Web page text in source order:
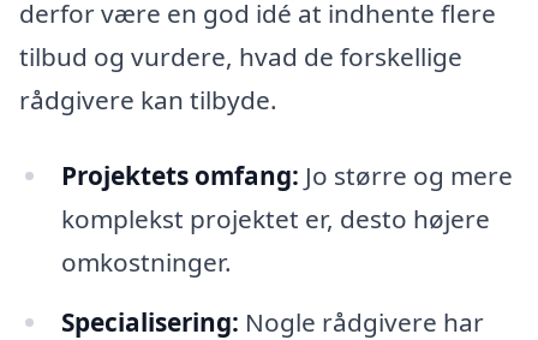
derfor være en god idé at indhente flere
tilbud og vurdere, hvad de forskellige
rådgivere kan tilbyde.
Projektets omfang: Jo større og mere
komplekst projektet er, desto højere
omkostninger.
Specialisering: Nogle rådgivere har